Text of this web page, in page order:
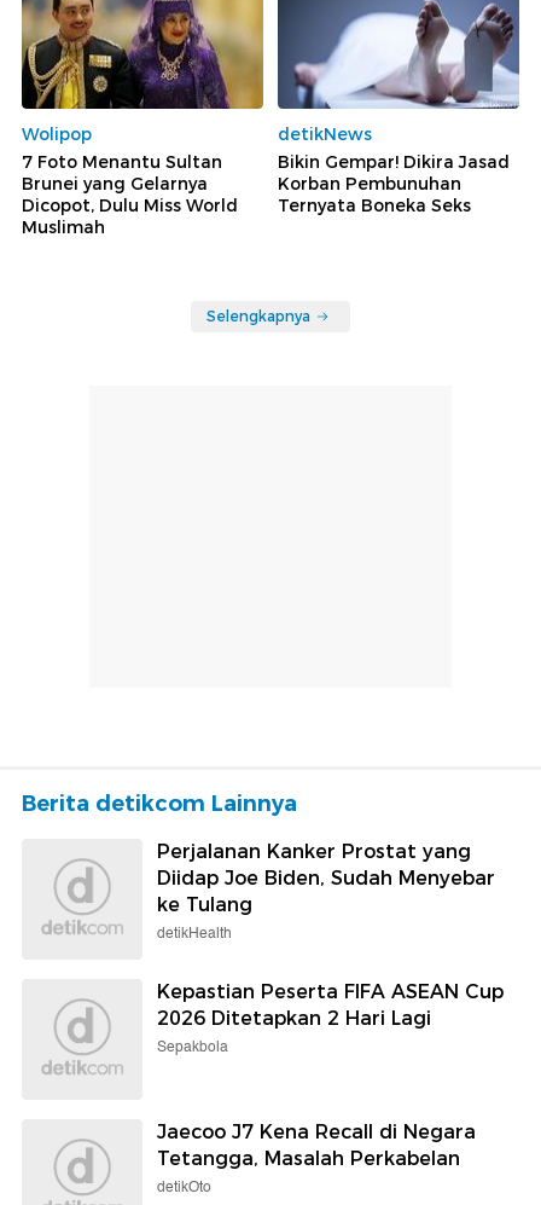
Wolipop
7 Foto Menantu Sultan
Brunei yang Gelarnya
Dicopot, Dulu Miss World
Muslimah
detikNews
Bikin Gempar! Dikira Jasad
Korban Pembunuhan
Ternyata Boneka Seks
Selengkapnya
Berita detikcom Lainnya
Perjalanan Kanker Prostat yang
Diidap Joe Biden, Sudah Menyebar
ke Tulang
detikHealth
Kepastian Peserta FIFA ASEAN Cup
2026 Ditetapkan 2 Hari Lagi
Sepakbola
Jaecoo J7 Kena Recall di Negara
Tetangga, Masalah Perkabelan
detikOto